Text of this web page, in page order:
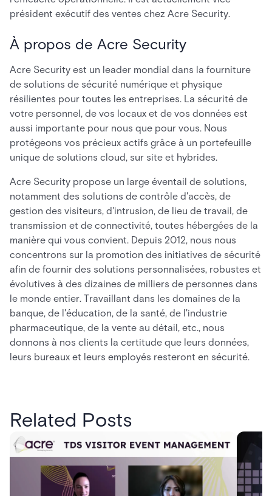
président exécutif des ventes chez Acre Security.
À propos de Acre Security
Acre Security est un leader mondial dans la fourniture
de solutions de sécurité numérique et physique
résilientes pour toutes les entreprises. La sécurité de
votre personnel, de vos locaux et de vos données est
aussi importante pour nous que pour vous. Nous
protégeons vos précieux actifs grâce à un portefeuille
unique de solutions cloud, sur site et hybrides.
Acre Security propose un large éventail de solutions,
notamment des solutions de contrôle d'accès, de
gestion des visiteurs, d'intrusion, de lieu de travail, de
transmission et de connectivité, toutes hébergées de la
manière qui vous convient. Depuis 2012, nous nous
concentrons sur la promotion des initiatives de sécurité
afin de fournir des solutions personnalisées, robustes et
évolutives à des dizaines de milliers de personnes dans
le monde entier. Travaillant dans les domaines de la
banque, de l'éducation, de la santé, de l'industrie
pharmaceutique, de la vente au détail, etc., nous
donnons à nos clients la certitude que leurs données,
leurs bureaux et leurs employés resteront en sécurité.
Related Posts